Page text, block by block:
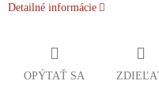
Detailné informácie
OPÝTAŤ SA